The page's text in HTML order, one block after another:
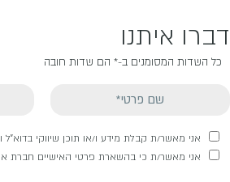
דברו איתנו
כל השדות המסומנים ב-* הם שדות חובה
אני מאשר/ת קבלת מידע ו/או תוכן שיווקי
אני מאשר/ת כי בהשארת פרטי האישיים חברת